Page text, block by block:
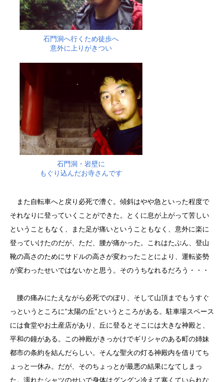
石門洞へ行くため徒歩へ
意外に上りがきつい
石門洞・岩壁に
もぐり込んだお寺さんです
また自転車へと戻り必死で漕ぐ。傾斜はやや急といった程度で
それなりに登っていくことができた。とくに息が上がって苦しい
ということもなく、また足が痛いということもなく、意外に楽に
登っていけたのだが、ただ、腰が痛かった。これはたぶん、登山
靴の高さのためにサドルの高さが変わったことにより、運転姿勢
が変わったせいではないかと思う。そのうちなれるだろう・・・
腰の痛みにたえながら必死でのぼり、そして山頂までもうすぐ
っというところに”太陽の丘”というところがある。駐車場スペース
には食堂やお土産店があり、丘に登るとそこには大きな神殿と、
平和の鐘がある。この神殿がきっかけでギリシャのある町の姉妹
都市の条約を結んだらしい。そんな聖火の灯る神殿内を借りてち
ょっと一休み。だが、そのちょっとが最悪の結果になてしまっ
た。濡れたシャツのせいで身体はグングン冷えて寒くていられな